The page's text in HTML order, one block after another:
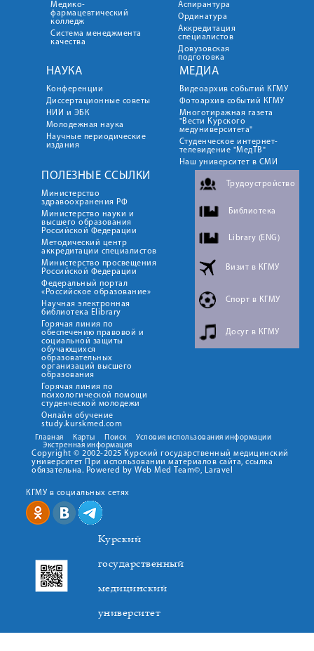
Медико-
фармацевтический
колледж
Система менеджмента
качества
Аспирантура
Ординатура
Аккредитация
специалистов
Довузовская
подготовка
НАУКА
Конференции
Диссертационные советы
НИИ и ЭБК
Молодежная наука
Научные периодические
издания
МЕДИА
Видеоархив событий КГМУ
Фотоархив событий КГМУ
Многотиражная газета
"Вести Курского
медуниверситета"
Студенческое интернет-
телевидение "МедТВ"
Наш университет в СМИ
ПОЛЕЗНЫЕ ССЫЛКИ
Министерство
здравоохранения РФ
Министерство науки и
высшего образования
Российской Федерации
Методический центр
аккредитации специалистов
Министерство просвещения
Российской Федерации
Федеральный портал
«Российское образование»
Научная электронная
библиотека Elibrary
Горячая линия по
обеспечению правовой и
социальной защиты
обучающихся
образовательных
организаций высшего
образования
Горячая линия по
психологической помощи
студенческой молодежи
Онлайн обучение
study.kurskmed.com
Трудоустройство
Библиотека
Library (ENG)
Визит в КГМУ
Спорт в КГМУ
Досуг в КГМУ
Главная Карты Поиск
Условия использования информации
Экстренная информация
Copyright © 2002-2025 Курский государственный медицинский
университет При использовании материалов сайта, ссылка
обязательна. Powered by Web Med Team©, Laravel
КГМУ в социальных сетях
Курский
государственный
медицинский
университет